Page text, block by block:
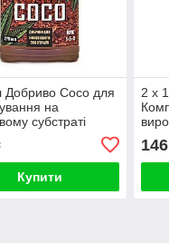
Добриво Coco для
на
субстраті
Купити
2 х
146